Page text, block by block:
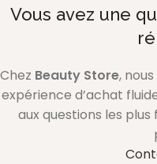
Vous avez une
Chez Beauty Store,
expérience d’achat
aux questions les